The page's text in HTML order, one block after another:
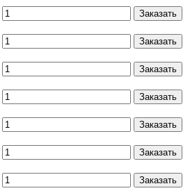
Заказать
Заказать
Заказать
Заказать
Заказать
Заказать
Заказать